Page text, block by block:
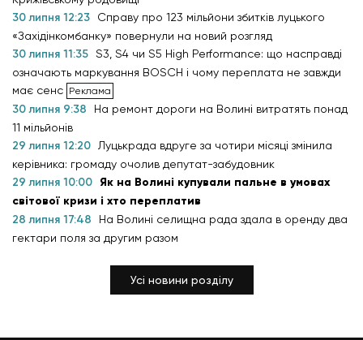
30 липня 12:23
Справу про 123 мільйони збитків луцького
«Західінкомбанку» повернули на новий розгляд
30 липня 11:35 S3, S4 чи S5 High Performance: що насправді
означають маркування BOSCH і чому переплата не завжди
має сенс
30 липня 9:38
На ремонт дороги на Волині витратять понад
11 мільйонів
29 липня 12:20
Луцькрада вдруге за чотири місяці змінила
керівника: громаду очолив депутат-забудовник
29 липня 10:00 Як на Волині купували пальне в умовах
світової кризи і хто переплатив
28 липня 17:48
На Волині селищна рада здала в оренду два
гектари поля за другим разом
Усі новини розділу